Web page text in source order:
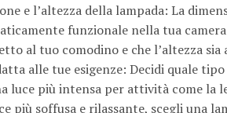
e l’altezza della lampada: La
funzionale nella tua
al tuo comodino e che l’altezza
alle tue esigenze: Decidi quale
luce più intensa per attività come
più soffusa e rilassante, scegli una